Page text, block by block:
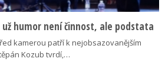
už humor není činnost, ale podstata
kamerou patří k nejobsazovanějším
Kozub tvrdí,…